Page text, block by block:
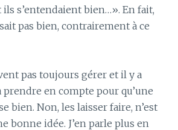
s’entendaient bien…». En fait,
pas bien, contrairement à ce
pas toujours gérer et il y a
prendre en compte pour qu’une
bien. Non, les laisser faire, n’est
bonne idée. J’en parle plus en